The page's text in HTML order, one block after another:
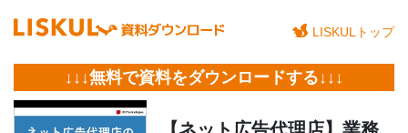
LISKULトップ
↓↓↓無料で資料をダウンロードする↓↓↓